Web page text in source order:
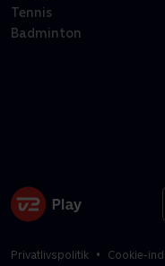
Tennis
Badminton
Privatlivspolitik Cookie-